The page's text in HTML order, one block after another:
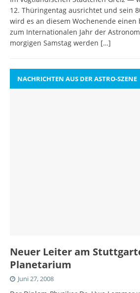
12. Thüringentag ausrichtet und sein
wird es an diesem Wochenende einen
zum Internationalen Jahr der
morgigen Samstag werden […]
NACHRICHTEN AUS DER ASTRO-SZENE
Neuer Leiter am
Planetarium
Juni 27, 2008